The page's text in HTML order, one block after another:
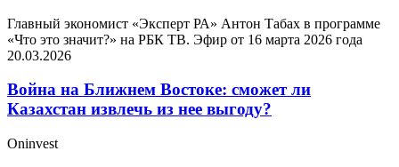
Главный экономист «Эксперт РА» Антон Табах в программе
«Что это значит?» на РБК ТВ. Эфир от 16 марта 2026 года
20.03.2026
Война на Ближнем Востоке: сможет ли
Казахстан извлечь из нее выгоду?
Oninvest